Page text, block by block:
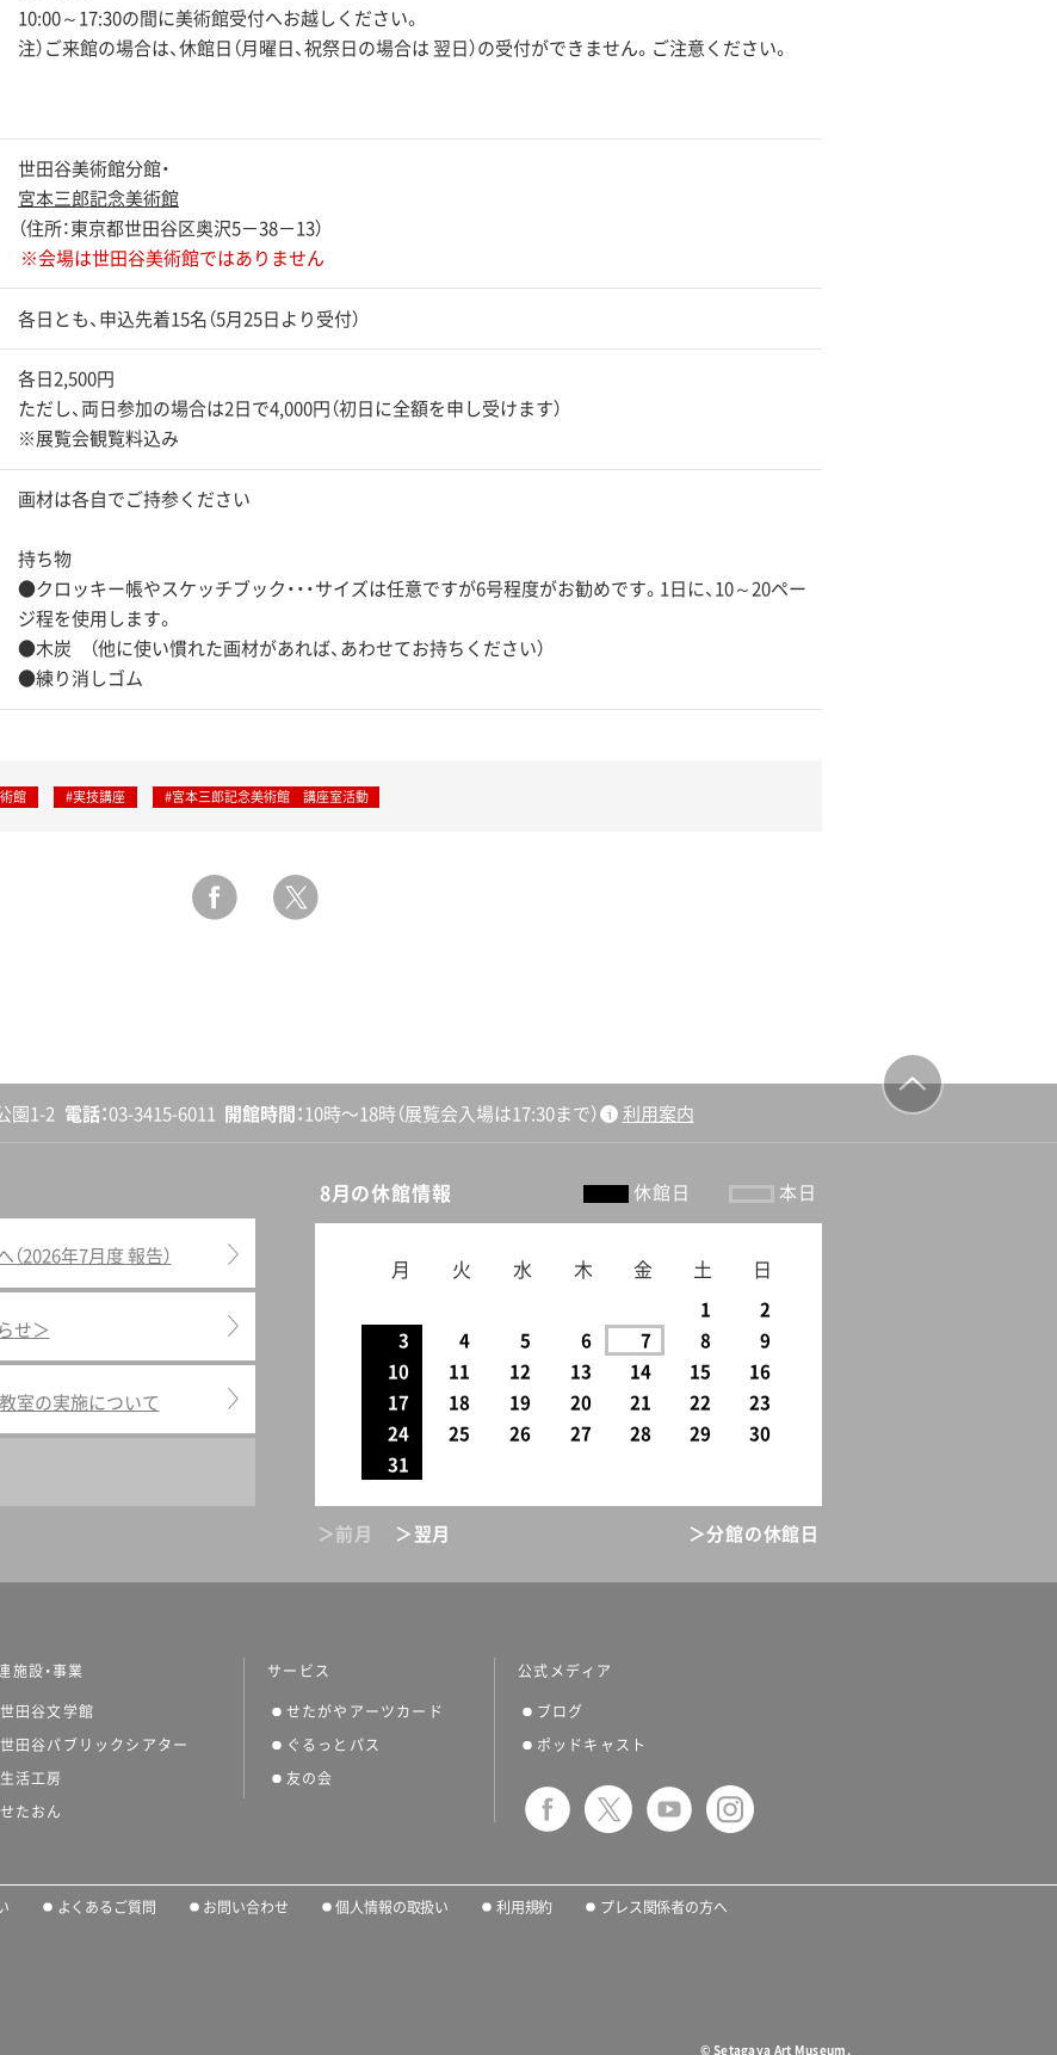
10:00～17:30の間に美術館受付へお越しください。
注）ご来館の場合は、休館日（月曜日、祝祭日の場合は 翌日）の受付ができません。ご注意ください。
世田谷美術館分館・
宮本三郎記念美術館
（住所：東京都世田谷区奥沢5－38－13）
※会場は世田谷美術館ではありません
各日とも、申込先着15名（5月25日より受付）
各日2,500円
ただし、両日参加の場合は2日で4,000円（初日に全額を申し受けます）
※展覧会観覧料込み
画材は各自でご持参ください
持ち物
●クロッキー帳やスケッチブック・・・サイズは任意ですが6号程度がお勧めです。1日に、10～20ペー
ジ程を使用します。
●木炭 （他に使い慣れた画材があれば、あわせてお持ちください）
●練り消しゴム
館 #実技講座 #宮本三郎記念美術館 講座室活動
園1-2 電話 03-3415-6011 開館時間 10時〜18時 （展覧会入場は17:30まで） 利用案内
2026年7月度 報告）
せ＞
室の実施について
8月の休館情報 休館日 本日
月 火 水 木 金 土 日
1
2
3
4 5 6 7 8
9
10
11 12 13 14 15
16
17
18 19 20 21 22
23
24
25 26 27 28 29
30
31
＞前月 ＞翌月 ＞分館の休館日
施設・事業
世田谷文学館
世田谷パブリックシアター
生活工房
せたおん
サービス
せたがやアーツカード
ぐるっとパス
友の会
公式メディア
ブログ
ポッドキャスト
よくあるご質問 お問い合わせ 個人情報の取扱い 利用規約 プレス関係者の方へ
© Setagaya Art Museum.